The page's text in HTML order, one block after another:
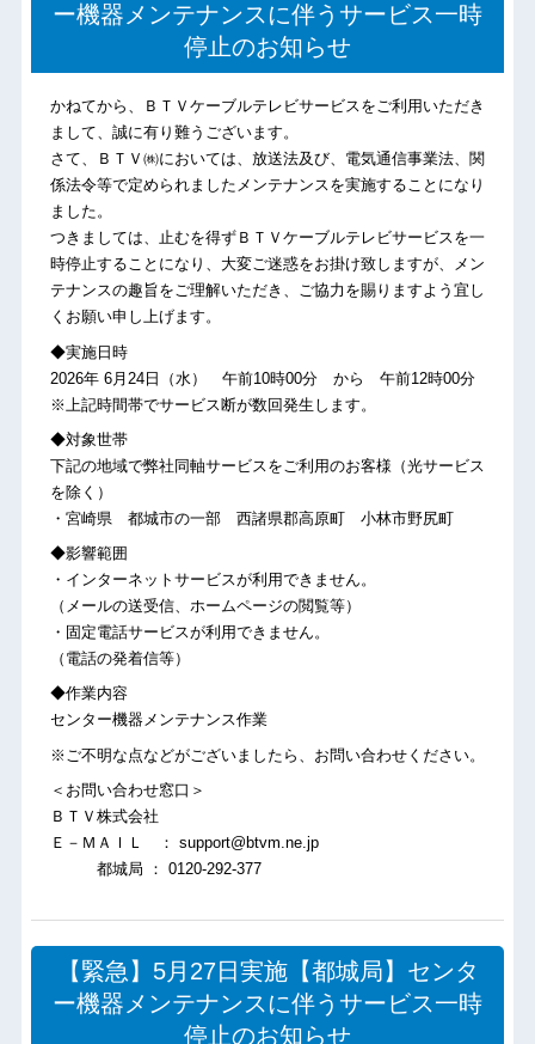
ー機器メンテナンスに伴うサービス一時
停止のお知らせ
かねてから、ＢＴＶケーブルテレビサービスをご利用いただき
まして、誠に有り難うございます。
さて、ＢＴＶ㈱においては、放送法及び、電気通信事業法、関
係法令等で定められましたメンテナンスを実施することになり
ました。
つきましては、止むを得ずＢＴＶケーブルテレビサービスを一
時停止することになり、大変ご迷惑をお掛け致しますが、メン
テナンスの趣旨をご理解いただき、ご協力を賜りますよう宜し
くお願い申し上げます。
◆実施日時
2026年 6月24日（水） 午前10時00分 から 午前12時00分
※上記時間帯でサービス断が数回発生します。
◆対象世帯
下記の地域で弊社同軸サービスをご利用のお客様（光サービス
を除く）
・宮崎県 都城市の一部 西諸県郡高原町 小林市野尻町
◆影響範囲
・インターネットサービスが利用できません。
（メールの送受信、ホームページの閲覧等）
・固定電話サービスが利用できません。
（電話の発着信等）
◆作業内容
センター機器メンテナンス作業
※ご不明な点などがございましたら、お問い合わせください。
＜お問い合わせ窓口＞
ＢＴＶ株式会社
Ｅ－ＭＡＩＬ ： support@btvm.ne.jp
都城局 ： 0120-292-377
【緊急】5月27日実施【都城局】センタ
ー機器メンテナンスに伴うサービス一時
停止のお知らせ